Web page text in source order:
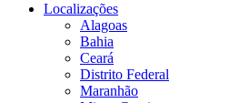
Localizações
Alagoas
Bahia
Ceará
Distrito Federal
Maranhão